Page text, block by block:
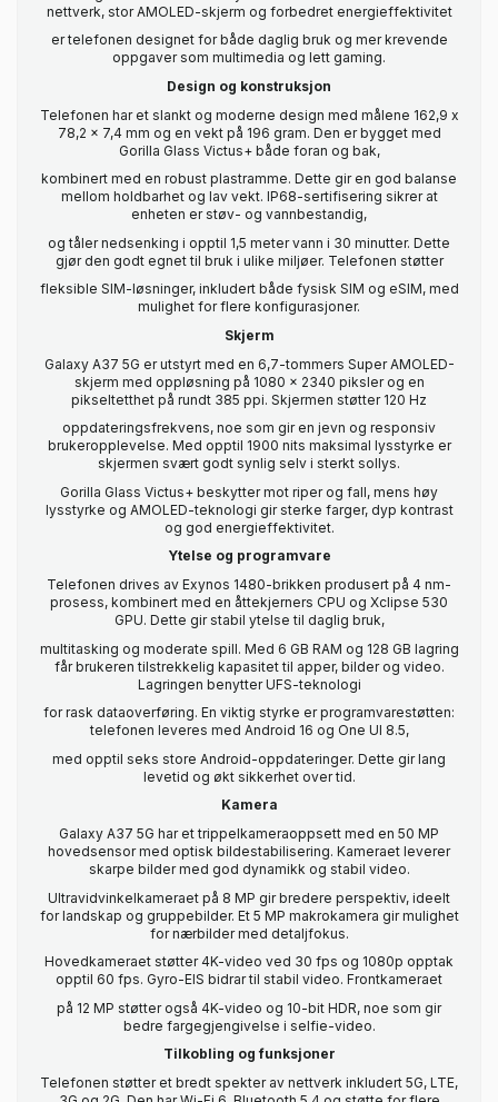
nettverk, stor AMOLED-skjerm og forbedret energieffektivitet
er telefonen designet for både daglig bruk og mer krevende
oppgaver som multimedia og lett gaming.
Design og konstruksjon
Telefonen har et slankt og moderne design med målene 162,9 x
78,2 x 7,4 mm og en vekt på 196 gram. Den er bygget med
Gorilla Glass Victus+ både foran og bak,
kombinert med en robust plastramme. Dette gir en god balanse
mellom holdbarhet og lav vekt. IP68-sertifisering sikrer at
enheten er støv- og vannbestandig,
og tåler nedsenking i opptil 1,5 meter vann i 30 minutter. Dette
gjør den godt egnet til bruk i ulike miljøer. Telefonen støtter
fleksible SIM-løsninger, inkludert både fysisk SIM og eSIM, med
mulighet for flere konfigurasjoner.
Skjerm
Galaxy A37 5G er utstyrt med en 6,7-tommers Super AMOLED-
skjerm med oppløsning på 1080 x 2340 piksler og en
pikseltetthet på rundt 385 ppi. Skjermen støtter 120 Hz
oppdateringsfrekvens, noe som gir en jevn og responsiv
brukeropplevelse. Med opptil 1900 nits maksimal lysstyrke er
skjermen svært godt synlig selv i sterkt sollys.
Gorilla Glass Victus+ beskytter mot riper og fall, mens høy
lysstyrke og AMOLED-teknologi gir sterke farger, dyp kontrast
og god energieffektivitet.
Ytelse og programvare
Telefonen drives av Exynos 1480-brikken produsert på 4 nm-
prosess, kombinert med en åttekjerners CPU og Xclipse 530
GPU. Dette gir stabil ytelse til daglig bruk,
multitasking og moderate spill. Med 6 GB RAM og 128 GB lagring
får brukeren tilstrekkelig kapasitet til apper, bilder og video.
Lagringen benytter UFS-teknologi
for rask dataoverføring. En viktig styrke er programvarestøtten:
telefonen leveres med Android 16 og One UI 8.5,
med opptil seks store Android-oppdateringer. Dette gir lang
levetid og økt sikkerhet over tid.
Kamera
Galaxy A37 5G har et trippelkameraoppsett med en 50 MP
hovedsensor med optisk bildestabilisering. Kameraet leverer
skarpe bilder med god dynamikk og stabil video.
Ultravidvinkelkameraet på 8 MP gir bredere perspektiv, ideelt
for landskap og gruppebilder. Et 5 MP makrokamera gir mulighet
for nærbilder med detaljfokus.
Hovedkameraet støtter 4K-video ved 30 fps og 1080p opptak
opptil 60 fps. Gyro-EIS bidrar til stabil video. Frontkameraet
på 12 MP støtter også 4K-video og 10-bit HDR, noe som gir
bedre fargegjengivelse i selfie-video.
Tilkobling og funksjoner
Telefonen støtter et bredt spekter av nettverk inkludert 5G, LTE,